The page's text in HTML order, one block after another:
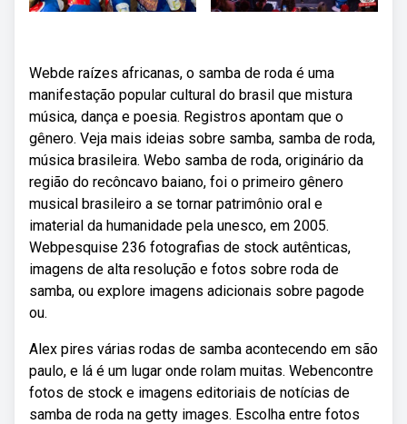
Webde raízes africanas, o samba de roda é uma
manifestação popular cultural do brasil que mistura
música, dança e poesia. Registros apontam que o
gênero. Veja mais ideias sobre samba, samba de roda,
música brasileira. Webo samba de roda, originário da
região do recôncavo baiano, foi o primeiro gênero
musical brasileiro a se tornar patrimônio oral e
imaterial da humanidade pela unesco, em 2005.
Webpesquise 236 fotografias de stock autênticas,
imagens de alta resolução e fotos sobre roda de
samba, ou explore imagens adicionais sobre pagode
ou.
Alex pires várias rodas de samba acontecendo em são
paulo, e lá é um lugar onde rolam muitas. Webencontre
fotos de stock e imagens editoriais de notícias de
samba de roda na getty images. Escolha entre fotos